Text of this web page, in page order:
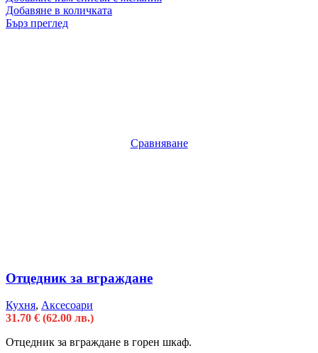
Добавяне в количката
Бърз преглед
Сравняване
Отцедник за вграждане
Кухня, Аксесоари
31.70 € (62.00 лв.)
Отцедник за вграждане в горен шкаф.